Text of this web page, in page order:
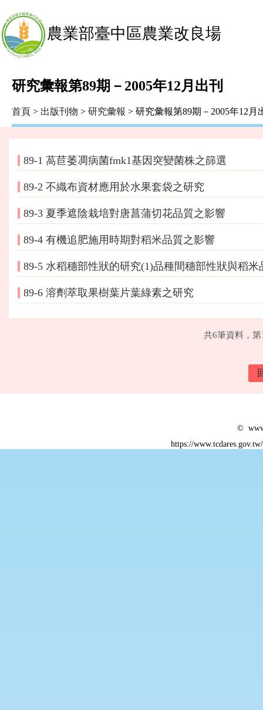
農業部臺中區農業改良場
研究彙報第89期－2005年12月出刊
首頁 > 出版刊物 > 研究彙報 > 研究彙報第89期－2005年12月
89-1 萵苣萎凋病菌fmk1基因突變菌株之篩選
89-2 不織布資材應用於水果套袋之研究
89-3 夏季遮陰栽培對唐菖蒲切花品質之影響
89-4 有機追肥施用時期對稻米品質之影響
89-5 水稻穗部性狀的研究(1)品種間穗部性狀與稻
89-6 溶劑萃取果樹葉片葉綠素之研究
共6筆資料，第
©
https://